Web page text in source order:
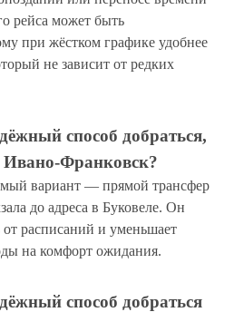
рейса может быть
при жёстком графике удобнее
не зависит от редких
способ добраться,
Ивано-Франковск?
вариант — прямой трансфер
до адреса в Буковеле. Он
от расписаний и уменьшает
на комфорт ожидания.
способ добраться